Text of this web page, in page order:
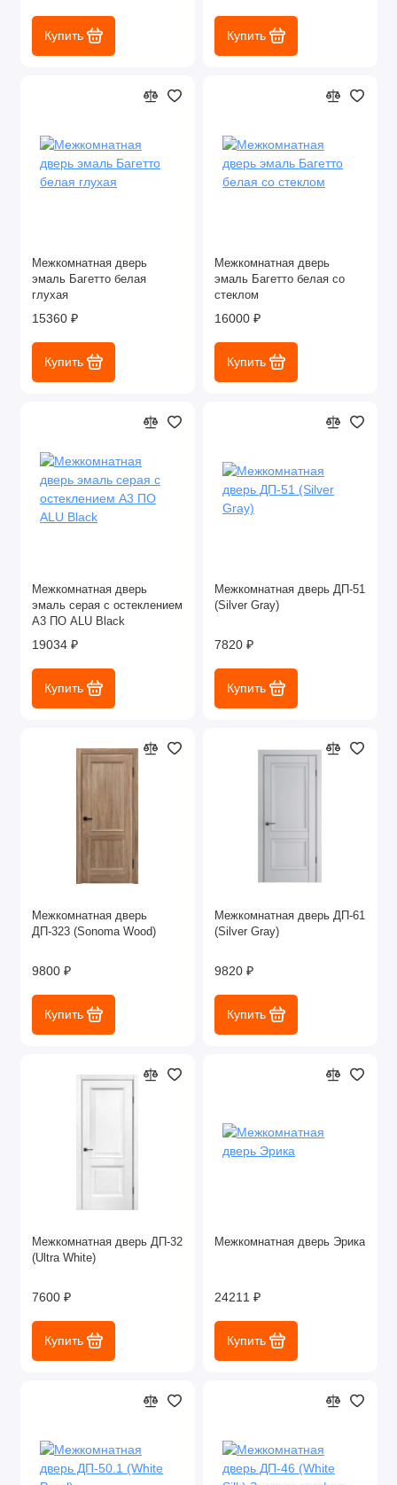
Купить Купить
Межкомнатная дверь
эмаль Багетто белая
глухая
15360 ₽
Купить
Межкомнатная дверь
эмаль Багетто белая со
стеклом
16000 ₽
Купить
Межкомнатная дверь
эмаль серая с остеклением
A3 ПО ALU Black
19034 ₽
Купить
Межкомнатная дверь ДП-51
(Silver Gray)
7820 ₽
Купить
Межкомнатная дверь
ДП-323 (Sonoma Wood)
9800 ₽
Купить
Межкомнатная дверь ДП-61
(Silver Gray)
9820 ₽
Купить
Межкомнатная дверь ДП-32
(Ultra White)
7600 ₽
Купить
Межкомнатная дверь Эрика
24211 ₽
Купить